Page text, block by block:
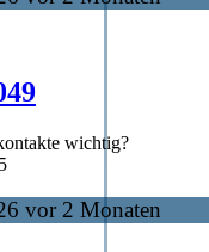
wichtig?
vor 2 Monaten